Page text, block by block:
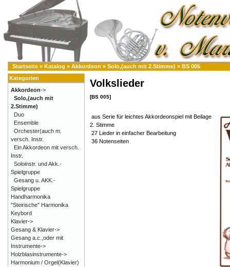
Startseite » Katalog » Akkordeon » Solo,(auch mit 2.Stimme) » BS 005
Volkslieder
[BS 005]
aus Serie für leichtes Akkordeonspiel mit Beilage
2. Stimme
27 Lieder in einfacher Bearbeitung
36 Notenseiten
Kategorien
Akkordeon->
Solo,(auch mit
2.Stimme)
Duo
Ensemble
Orchester(auch m.
versch. Instr.
Ein Akkordeon mit versch.
Instr.
Soloinstr. und Akk.-
Spielgruppe
Gesang u. AKK.-
Spielgruppe
Handharmonika
"Steirische" Harmonika
Keybord
Klavier->
Gesang & Klavier->
Gesang a.c.,oder mit
Instrumente->
Holzblasinstrumente->
Harmonium / Orgel(Klavier)